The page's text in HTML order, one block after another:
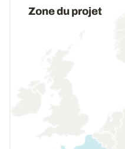
Zone du projet